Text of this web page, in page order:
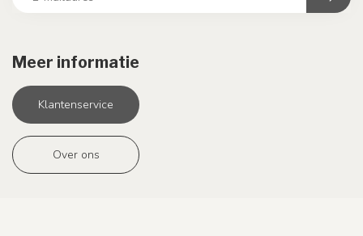
Meer informatie
Klantenservice
Over ons